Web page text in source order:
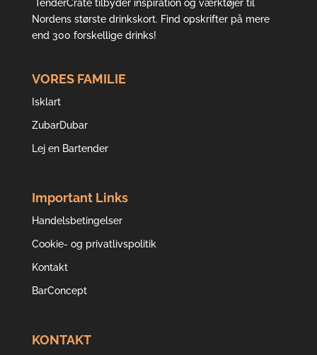
TenderCrate tilbyder inspiration og værktøjer til
Nordens største drinkskort. Find opskrifter på mere
end 300 forskellige drinks!
VORES FAMILIE
Isklart
ZubarDubar
Lej en Bartender
Important Links
Handelsbetingelser
Cookie- og privatlivspolitik
Kontakt
BarConcept
KONTAKT